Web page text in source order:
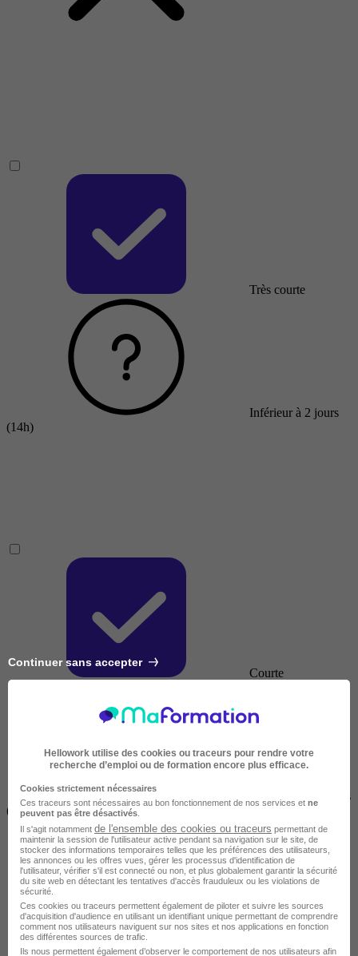
Très courte
Inférieur à 2 jours
(14h)
Courte
2 jours à 2 semaines
(14h à 70h)
Continuer sans accepter
Hellowork utilise des cookies ou traceurs pour rendre votre
recherche d’emploi ou de formation encore plus efficace.
Cookies strictement nécessaires
Ces traceurs sont nécessaires au bon fonctionnement de nos services et ne
peuvent pas être désactivés
Il s'agit notamment de l'ensemble des cookies ou traceurs permettant de
maintenir la session de l'utilisateur active pendant sa navigation sur le site, de
stocker des informations temporaires telles que les préférences des utilisateurs,
les annonces ou les offres vues, gérer les processus d'identification de
l'utilisateur, vérifier s'il est connecté ou non, et plus globalement garantir la sécurité
du site web en détectant les tentatives d'accès frauduleux ou les violations de
sécurité.
Ces cookies ou traceurs permettent également de piloter et suivre les sources
d'acquisition d'audience en utilisant un identifiant unique permettant de comprendre
comment nos utilisateurs naviguent sur nos sites et nos applications en fonction
des différentes sources de trafic.
Ils nous permettent également d’observer le comportement de nos utilisateurs afin